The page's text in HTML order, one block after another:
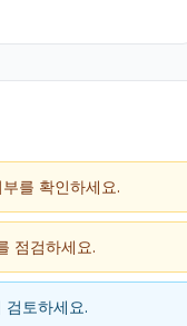
를 확인하세요.
점검하세요.
검토하세요.